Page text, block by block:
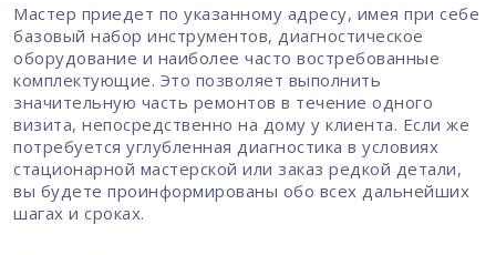
Мастер приедет по указанному адресу, имея при себе
базовый набор инструментов, диагностическое
оборудование и наиболее часто востребованные
комплектующие. Это позволяет выполнить
значительную часть ремонтов в течение одного
визита, непосредственно на дому у клиента. Если же
потребуется углубленная диагностика в условиях
стационарной мастерской или заказ редкой детали,
вы будете проинформированы обо всех дальнейших
шагах и сроках.